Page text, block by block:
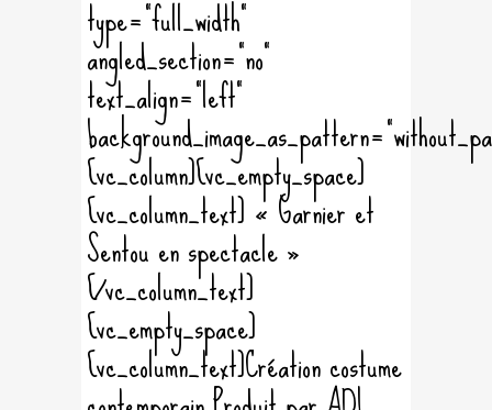
type="full_width"
angled_section="no"
text_align="left"
[vc_column][vc_empty_space]
[vc_column_text] « Garnier et
Sentou en spectacle »
[/vc_column_text]
[vc_empty_space]
[vc_column_text]Création costume